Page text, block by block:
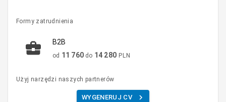
Formy zatrudnienia
B2B
od 11 760 do 14 280 PLN
Użyj narzędzi naszych partnerów
WYGENERUJ CV